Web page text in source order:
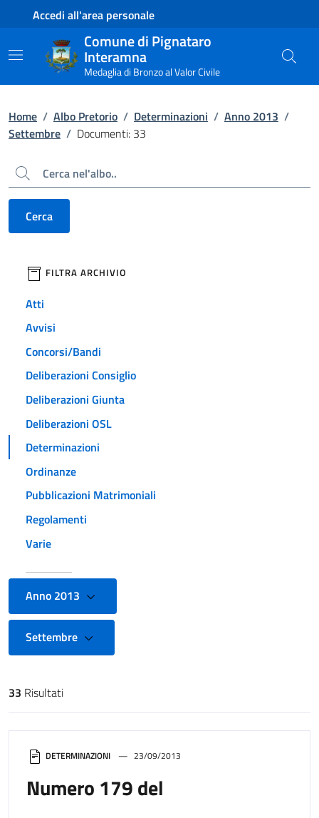
Contenuto principale
Piede di paginaAccedi all'area personale
Comune di Pignataro
Interamna
Medaglia di Bronzo al Valor Civile
Home / Albo Pretorio / Determinazioni / Anno 2013 /
Settembre / Documenti: 33
Cerca
Cerca
filtri da applicare
FILTRA ARCHIVIO
Atti
Avvisi
Concorsi/Bandi
Deliberazioni Consiglio
Deliberazioni Giunta
Deliberazioni OSL
Determinazioni
Ordinanze
Pubblicazioni Matrimoniali
Regolamenti
Varie
Anno 2013
Settembre
Risultati di ricerca
33 Risultati
DETERMINAZIONI 23/09/2013
Numero 179 del